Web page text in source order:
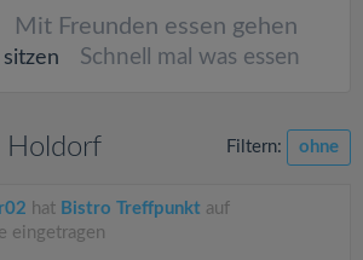
Mit Freunden essen gehen
Schnell mal was essen
Holdorf Filtern: ohne
hat Bistro Treffpunkt auf
eingetragen